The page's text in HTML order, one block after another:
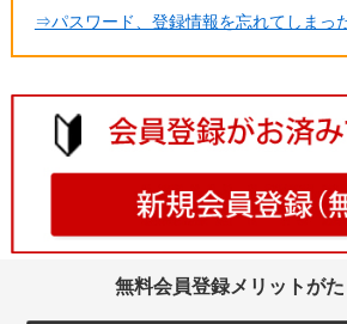
⇒パスワード、登録情報を忘れてしまっ
無料会員登録メリットがた